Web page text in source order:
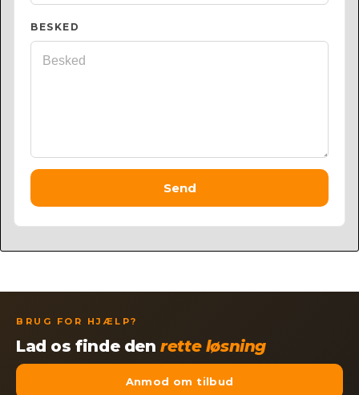
BESKED
Send
BRUG FOR HJÆLP?
Lad os finde denrette løsning
Anmod om tilbud